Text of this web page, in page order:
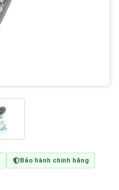
Bảo hành chính hãng